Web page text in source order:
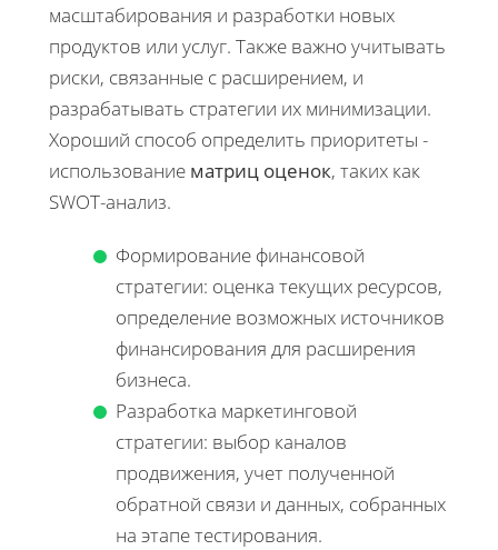
масштабирования и разработки новых
продуктов или услуг. Также важно учитывать
риски, связанные с расширением, и
разрабатывать стратегии их минимизации.
Хороший способ определить приоритеты -
использование матриц оценок, таких как
SWOT-анализ.
Формирование финансовой
стратегии: оценка текущих ресурсов,
определение возможных источников
финансирования для расширения
бизнеса.
Разработка маркетинговой
стратегии: выбор каналов
продвижения, учет полученной
обратной связи и данных, собранных
на этапе тестирования.